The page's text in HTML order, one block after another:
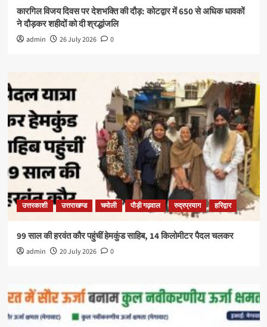
कारगिल विजय दिवस पर देशभक्ति की दौड़: कोटद्वार में 650 से अधिक धावकों
ने दौड़कर शहीदों को दी श्रद्धांजलि
admin 26 July 2026 0
उत्तरकाशी उत्तराखण्ड चमोली पौड़ी गढ़वाल रुद्रप्रयाग हरिद्वार
99 साल की हरवंत कौर पहुंचीं हेमकुंड साहिब, 14 किलोमीटर पैदल चलकर
admin 20 July 2026 0